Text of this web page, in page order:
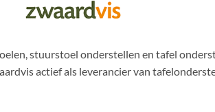
stuurstoel onderstellen en tafel
actief als leverancier van